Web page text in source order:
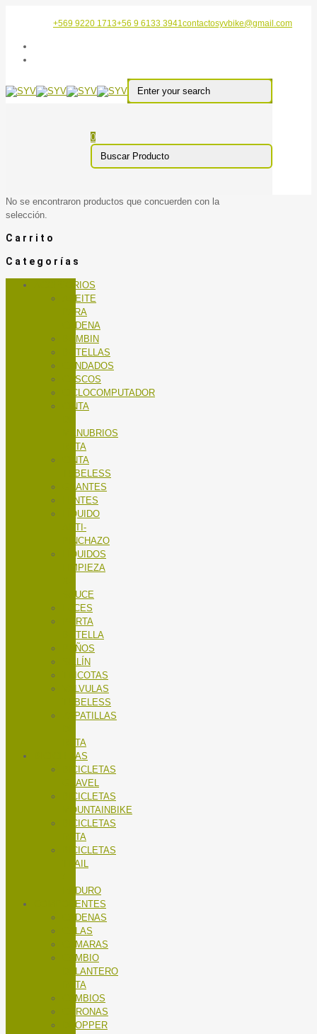
+569 9220 1713+56 9 6133 3941contactosyvbike@gmail.com
0
No se encontraron productos que concuerden con la
selección.
Carrito
Categorías
ACCESORIOS
ACEITE
PARA
CADENA
BOMBIN
BOTELLAS
CANDADOS
CASCOS
CICLOCOMPUTADOR
CINTA
MANUBRIOS
RUTA
CINTA
TUBELESS
GUANTES
LENTES
LÍQUIDO
ANTI-
PINCHAZO
LÍQUIDOS
LIMPIEZA
SAUCE
LUCES
PORTA
BOTELLA
PUÑOS
SILLÍN
TRICOTAS
VALVULAS
TUBELESS
ZAPATILLAS
RUTA
BICICLETAS
BICICLETAS
GRAVEL
BICICLETAS
MOUNTAINBIKE
BICICLETAS
RUTA
BICICLETAS
TRAIL
ENDURO
COMPONENTES
CADENAS
CALAS
CÁMARAS
CAMBIO
DELANTERO
RUTA
CAMBIOS
CORONAS
DROPPER